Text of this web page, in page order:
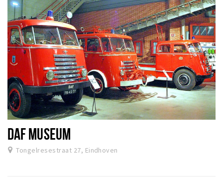
DAF MUSEUM
Tongelresestraat 27, Eindhoven